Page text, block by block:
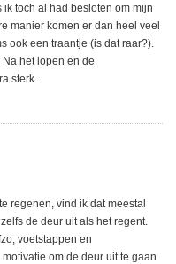
toch al had besloten om mijn
manier komen er dan heel veel
ook een traantje (is dat raar?).
het lopen en de
sterk.
regenen, vind ik dat meestal
de deur uit als het regent.
voetstappen en
om de deur uit te gaan